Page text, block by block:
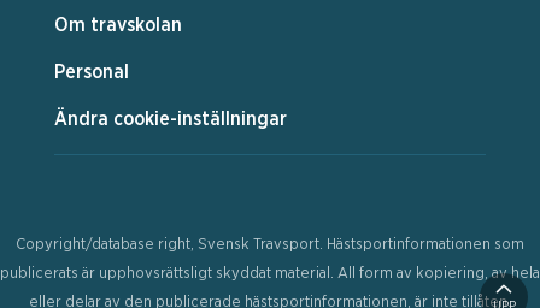
Om travskolan
Personal
Ändra cookie-inställningar
UPP
Copyright/database right, Svensk Travsport. Hästsportinformationen som
publicerats är upphovsrättsligt skyddat material. All form av kopiering, av hela
eller delar av den publicerade hästsportinformationen, är inte tillåten.